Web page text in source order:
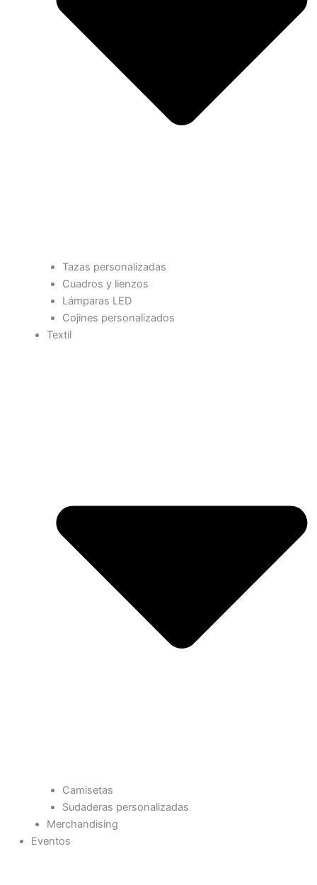
Tazas personalizadas
Cuadros y lienzos
Lámparas LED
Cojines personalizados
Textil
Camisetas
Sudaderas personalizadas
Merchandising
Eventos